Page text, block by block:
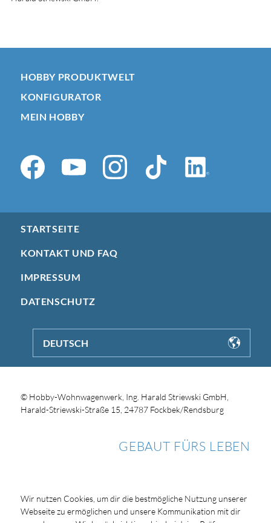
HOBBY PRODUKTWELT
KONFIGURATOR
MEIN HOBBY
STARTSEITE
KONTAKT UND FAQ
IMPRESSUM
DATENSCHUTZ
DEUTSCH
© Hobby-Wohnwagenwerk, Ing. Harald Striewski GmbH,
Harald-Striewski-Straße 15, 24787 Fockbek/Rendsburg
GEBAUT FÜRS LEBEN
Wir nutzen Cookies, um dir die bestmögliche Nutzung unserer
Webseite zu ermöglichen und unsere Kommunikation mit dir